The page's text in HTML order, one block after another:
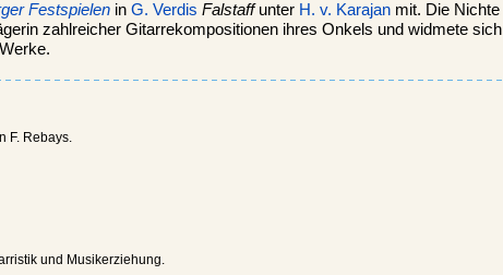
Festspielen in G. Verdis Falstaffunter H. v. Karajan mit. Die Nichte
zahlreicher Gitarrekompositionen ihres Onkels und widmete sich
F. Rebays.
und Musikerziehung.